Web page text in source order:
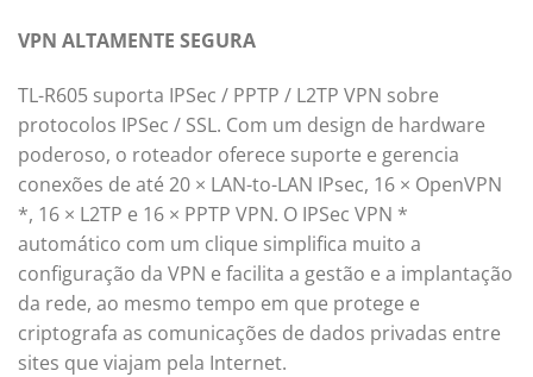
VPN ALTAMENTE SEGURA
TL-R605 suporta IPSec / PPTP / L2TP VPN sobre
protocolos IPSec / SSL. Com um design de hardware
poderoso, o roteador oferece suporte e gerencia
conexões de até 20 × LAN-to-LAN IPsec, 16 × OpenVPN
*, 16 × L2TP e 16 × PPTP VPN. O IPSec VPN *
automático com um clique simplifica muito a
configuração da VPN e facilita a gestão e a implantação
da rede, ao mesmo tempo em que protege e
criptografa as comunicações de dados privadas entre
sites que viajam pela Internet.